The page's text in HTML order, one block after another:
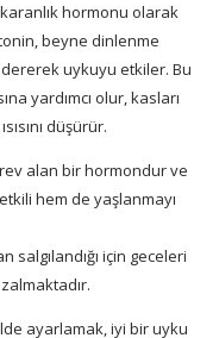
hormonu olarak
beyne dinlenme
uykuyu etkiler. Bu
yardımcı olur, kasları
düşürür.
alan bir hormondur ve
hem de yaşlanmayı
salgılandığı için geceleri
ayarlamak, iyi bir uyku